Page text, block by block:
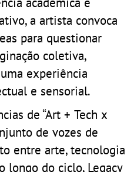
a artista convoca
para questionar
coletiva,
experiência
e sensorial.
de “Art + Tech x
de vozes de
entre arte, tecnologia
longo do ciclo, Legacy